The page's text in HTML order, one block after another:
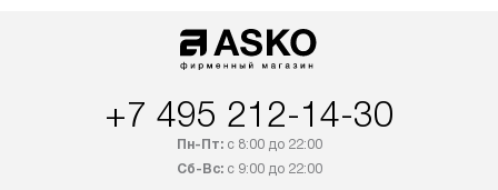
со статусом «В наличии» могут
быть отправлены покупателю
интересен товар «Под заказ»,
обсудите возможность его
приобретения с менеджером сайта.
по монтажу
+7 495 212-14-30
Пн-Пт:с 8:00 до 22:00
Сб-Вс:с 9:00 до 22:00